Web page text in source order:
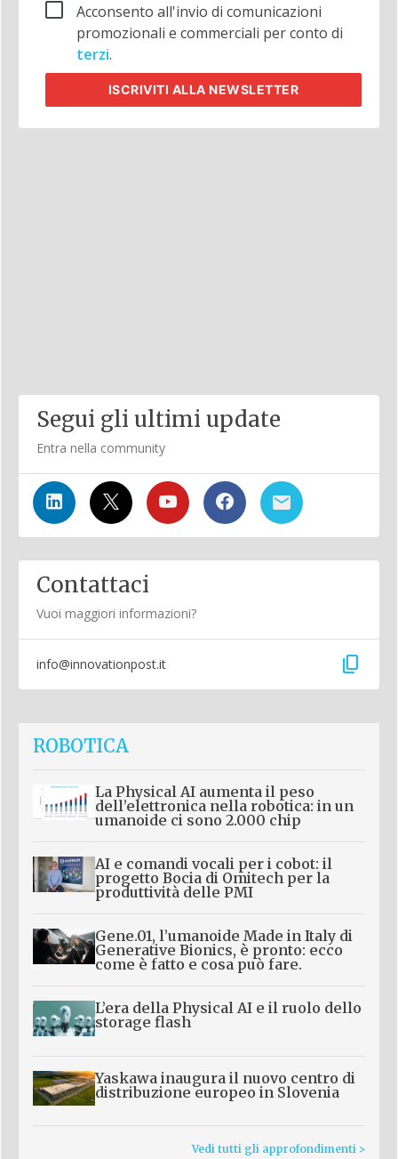
Acconsento all'invio di comunicazioni
promozionali e commerciali per conto di
terzi.
ISCRIVITI ALLA NEWSLETTER
Segui gli ultimi update
Entra nella community
Contattaci
Vuoi maggiori informazioni?
info@innovationpost.it content_copy
ROBOTICA
La Physical AI aumenta il peso
dell’elettronica nella robotica: in un
umanoide ci sono 2.000 chip
AI e comandi vocali per i cobot: il
progetto Bocia di Omitech per la
produttività delle PMI
Gene.01, l’umanoide Made in Italy di
Generative Bionics, è pronto: ecco
come è fatto e cosa può fare.
L’era della Physical AI e il ruolo dello
storage flash
Yaskawa inaugura il nuovo centro di
distribuzione europeo in Slovenia
Vedi tutti gli approfondimenti >